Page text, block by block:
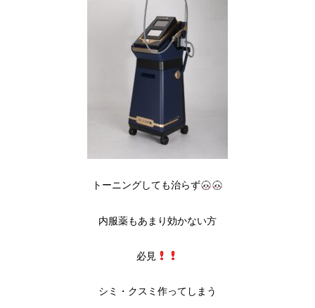
トーニングしても治らず
内服薬もあまり効かない方
必見
シミ・クスミ作ってしまう